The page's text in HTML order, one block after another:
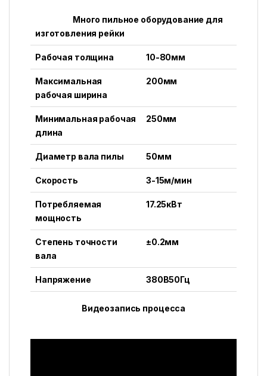
Много пильное оборудование для
изготовления рейки
Рабочая толщина 10-80мм
Максимальная
рабочая ширина
200мм
Минимальная рабочая
длина
250мм
Диаметр вала пилы 50мм
Скорость 3-15м/мин
Потребляемая
мощность
17.25кВт
Степень точности
вала
±0.2мм
Напряжение 380В50Гц
Видеозапись процесса